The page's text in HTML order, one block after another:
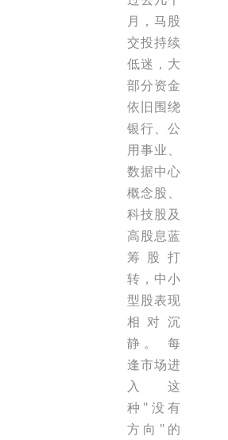
月，马股
交投持续
低迷，大
部分资金
依旧围绕
银行、公
用事业、
数据中心
概念股、
科技股及
高股息蓝
筹股打
转，中小
型股表现
相对沉
静。 每
逢市场进
入这
种"没有
方向"的